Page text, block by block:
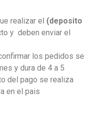
realizar el (deposito
y deben enviar el
los pedidos se
y dura de 4 a 5
del pago se realiza
en el pais